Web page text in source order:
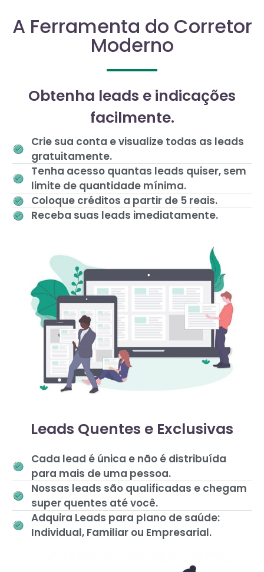
A Ferramenta do Corretor
Moderno
Obtenha leads e indicações
facilmente.
Crie sua conta e visualize todas as leads
gratuitamente.
Tenha acesso quantas leads quiser, sem
limite de quantidade mínima.
Coloque créditos a partir de 5 reais.
Receba suas leads imediatamente.
Leads Quentes e Exclusivas
Cada lead é única e não é distribuída
para mais de uma pessoa.
Nossas leads são qualificadas e chegam
super quentes até você.
Adquira Leads para plano de saúde:
Individual, Familiar ou Empresarial.